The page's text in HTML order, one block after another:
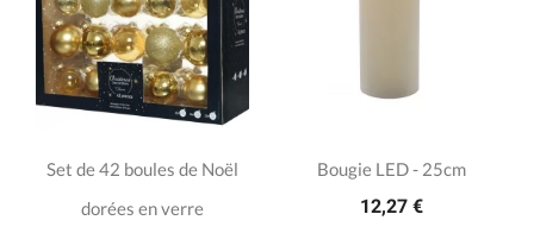
Set de 42 boules de Noël
dorées en verre
Bougie LED - 25cm
12,27 €